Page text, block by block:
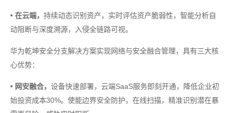
• 在云端， 持续动态识别资产，实时评估资产脆弱性，智能分析自
动阻断与深度溯源，入侵全链路可视。
华为乾坤安全分支解决方案实现网络与安全融合管理，具有三大核
心优势：
• 网安融合， 设备快速部署，云端SaaS服务即刻开通，降低企业初
始投资成本30%。使能边界安全防护，在线扫描，精准识别潜在暴